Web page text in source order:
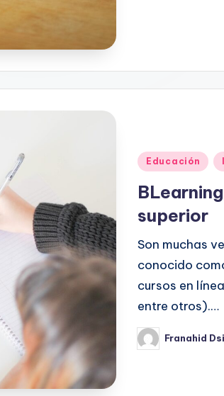
Publicado
Educación
superior
Son muchas
conocido
cursos en
entre otros).…
Publicado
por
Franahid